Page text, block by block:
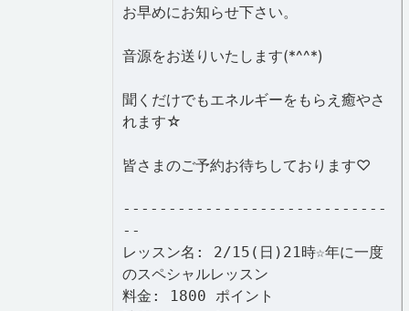
お早めにお知らせ下さい。
音源をお送りいたします(*^^*)
聞くだけでもエネルギーをもらえ癒やさ
れます☆
皆さまのご予約お待ちしております♡
-----------------------------
--
レッスン名: 2/15(日)21時☆年に一度
のスペシャルレッスン
料金: 1800 ポイント